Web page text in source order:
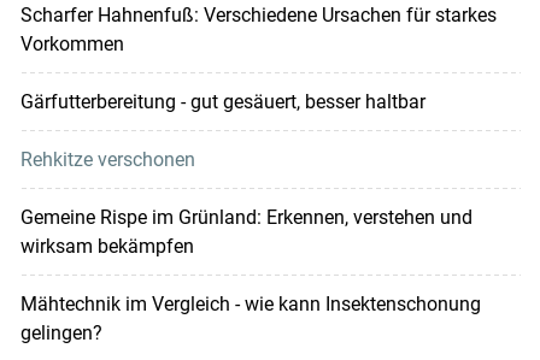
Scharfer Hahnenfuß: Verschiedene Ursachen für starkes
Vorkommen
Gärfutterbereitung - gut gesäuert, besser haltbar
Rehkitze verschonen
Gemeine Rispe im Grünland: Erkennen, verstehen und
wirksam bekämpfen
Mähtechnik im Vergleich - wie kann Insektenschonung
gelingen?